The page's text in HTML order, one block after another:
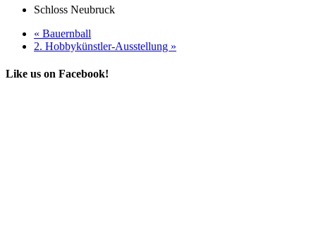
Schloss Neubruck
« Bauernball
2. Hobbykünstler-Ausstellung »
Like us on Facebook!